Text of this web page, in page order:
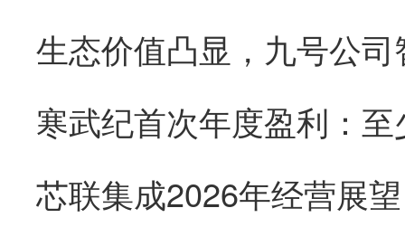
生态价值凸显，九号公